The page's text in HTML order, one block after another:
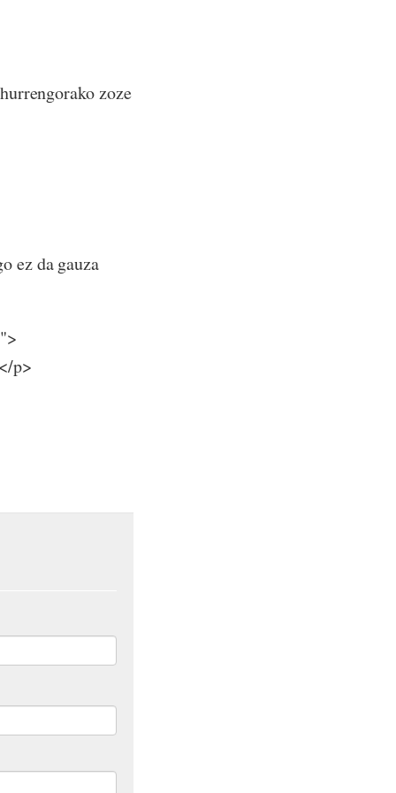
zoze
ez da gauza
p>